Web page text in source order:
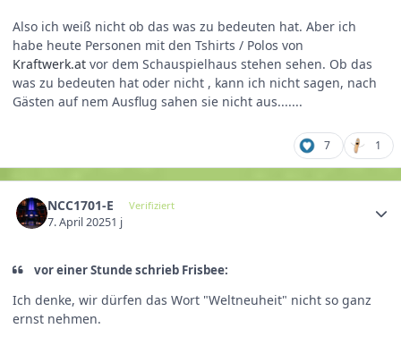
Also ich weiß nicht ob das was zu bedeuten hat. Aber ich
habe heute Personen mit den Tshirts / Polos von
Kraftwerk.at vor dem Schauspielhaus stehen sehen. Ob das
was zu bedeuten hat oder nicht , kann ich nicht sagen, nach
Gästen auf nem Ausflug sahen sie nicht aus.......
7 1
NCC1701-E Verifiziert
7. April 20251 j
vor einer Stunde schrieb Frisbee:
Ich denke, wir dürfen das Wort "Weltneuheit" nicht so ganz
ernst nehmen.